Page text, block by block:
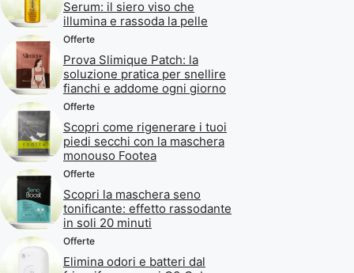
Serum: il siero viso che
illumina e rassoda la pelle
Offerte
Prova Slimique Patch: la
soluzione pratica per snellire
fianchi e addome ogni giorno
Offerte
Scopri come rigenerare i tuoi
piedi secchi con la maschera
monouso Footea
Offerte
Scopri la maschera seno
tonificante: effetto rassodante
in soli 20 minuti
Offerte
Elimina odori e batteri dal